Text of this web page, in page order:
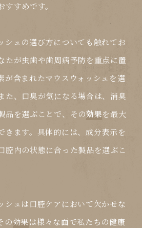
すめです。
シュの選び方についても触れてお
たが虫歯や歯周病予防を重点に置
が含まれたマウスウォッシュを選
た、口臭が気になる場合は、消臭
品を選ぶことで、その効果を最大
きます。具体的には、成分表示を
腔内の状態に合った製品を選ぶこ
シュは口腔ケアにおいて欠かせな
の効果は様々な面で私たちの健康